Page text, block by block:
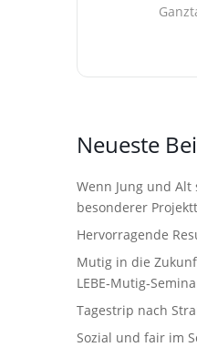
Neueste
Wenn Jung und Alt
besonderer
Hervorragende
Mutig in die
Tagestrip nach
Sozial und fair im